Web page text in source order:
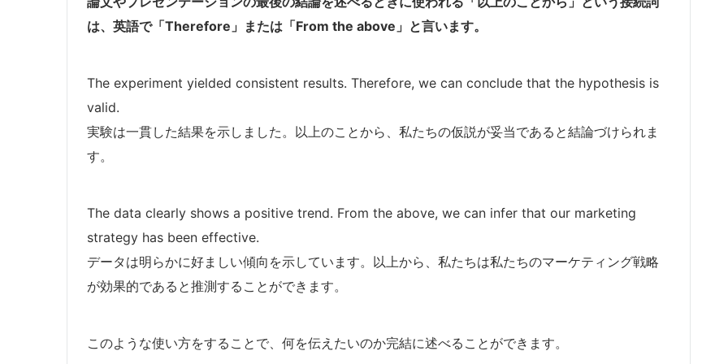
は、英語で「Therefore」または「From the above」と言います。
The experiment yielded consistent results. Therefore, we can conclude that the hypothesis is
valid.
実験は一貫した結果を示しました。以上のことから、私たちの仮説が妥当であると結論づけられま
す。
The data clearly shows a positive trend. From the above, we can infer that our marketing
strategy has been effective.
データは明らかに好ましい傾向を示しています。以上から、私たちは私たちのマーケティング戦略
が効果的であると推測することができます。
このような使い方をすることで、何を伝えたいのか完結に述べることができます。